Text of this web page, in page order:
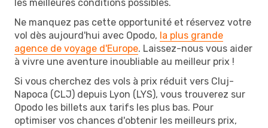
les meilleures conditions possibles.
Ne manquez pas cette opportunité et réservez votre
vol dès aujourd'hui avec Opodo, la plus grande
agence de voyage d'Europe. Laissez-nous vous aider
à vivre une aventure inoubliable au meilleur prix !
Si vous cherchez des vols à prix réduit vers Cluj-
Napoca (CLJ) depuis Lyon (LYS), vous trouverez sur
Opodo les billets aux tarifs les plus bas. Pour
optimiser vos chances d'obtenir les meilleurs prix,